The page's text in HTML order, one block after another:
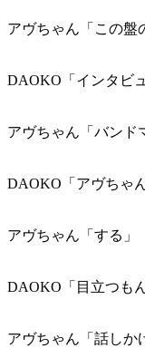
アヴちゃん「この盤
DAOKO「インタビ
アヴちゃん「バンド
DAOKO「アヴちゃ
アヴちゃん「する」
DAOKO「目立つも
アヴちゃん「話しか